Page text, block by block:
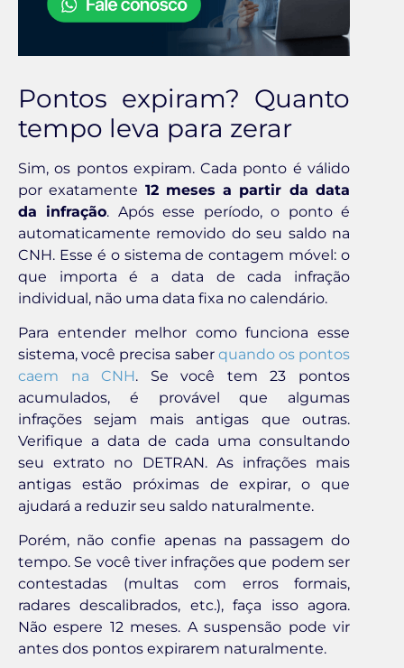
Pontos expiram? Quanto
tempo leva para zerar
Sim, os pontos expiram. Cada ponto é válido
por exatamente 12 meses a partir da data
da infração. Após esse período, o ponto é
automaticamente removido do seu saldo na
CNH. Esse é o sistema de contagem móvel: o
que importa é a data de cada infração
individual, não uma data fixa no calendário.
Para entender melhor como funciona esse
sistema, você precisa saber quando os pontos
caem na CNH. Se você tem 23 pontos
acumulados, é provável que algumas
infrações sejam mais antigas que outras.
Verifique a data de cada uma consultando
seu extrato no DETRAN. As infrações mais
antigas estão próximas de expirar, o que
ajudará a reduzir seu saldo naturalmente.
Porém, não confie apenas na passagem do
tempo. Se você tiver infrações que podem ser
contestadas (multas com erros formais,
radares descalibrados, etc.), faça isso agora.
Não espere 12 meses. A suspensão pode vir
antes dos pontos expirarem naturalmente.